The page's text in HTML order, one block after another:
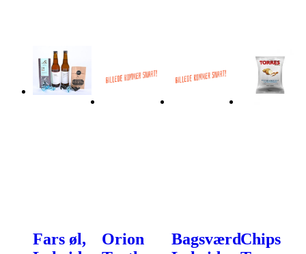
Fars øl,
Orion
BagsværdChips